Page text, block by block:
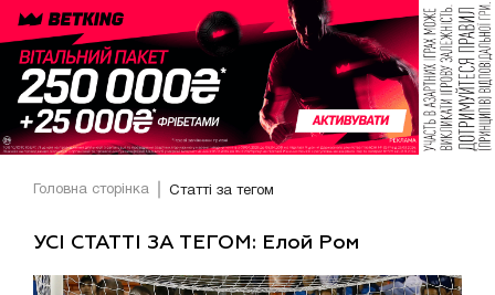
Головна сторінка Статті за тегом
УСІ СТАТТІ ЗА ТЕГОМ: Елой Ром